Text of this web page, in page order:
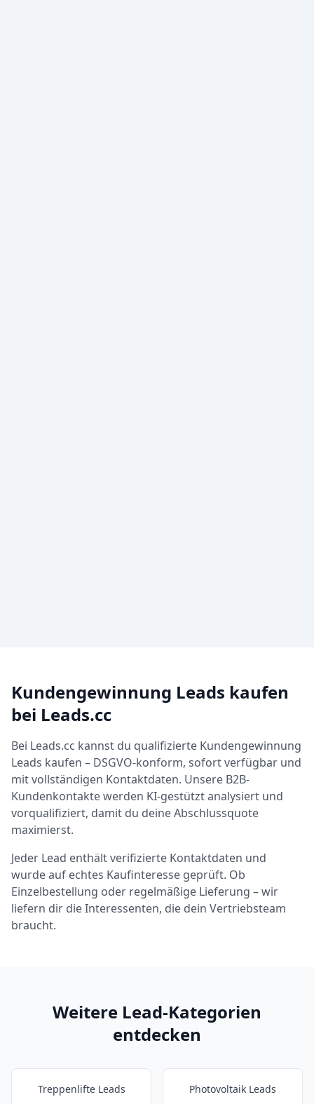
Kundengewinnung Leads kaufen
bei Leads.cc
Bei Leads.cc kannst du qualifizierte Kundengewinnung
Leads kaufen – DSGVO-konform, sofort verfügbar und
mit vollständigen Kontaktdaten. Unsere B2B-
Kundenkontakte werden KI-gestützt analysiert und
vorqualifiziert, damit du deine Abschlussquote
maximierst.
Jeder Lead enthält verifizierte Kontaktdaten und
wurde auf echtes Kaufinteresse geprüft. Ob
Einzelbestellung oder regelmäßige Lieferung – wir
liefern dir die Interessenten, die dein Vertriebsteam
braucht.
Weitere Lead-Kategorien
entdecken
Treppenlifte Leads Photovoltaik Leads